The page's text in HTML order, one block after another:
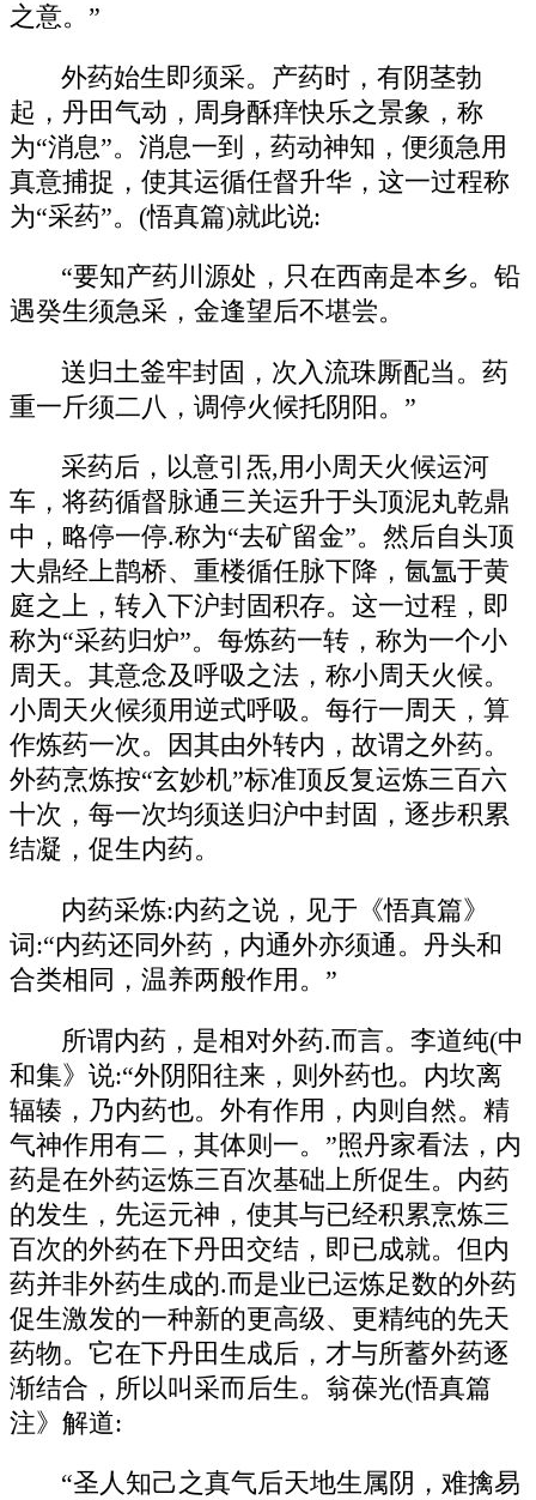
之意。”
外药始生即须采。产药时，有阴茎勃
起，丹田气动，周身酥痒快乐之景象，称
为“消息”。消息一到，药动神知，便须急用
真意捕捉，使其运循任督升华，这一过程称
为“采药”。(悟真篇)就此说:
“要知产药川源处，只在西南是本乡。铅
遇癸生须急采，金逢望后不堪尝。
送归土釜牢封固，次入流珠厮配当。药
重一斤须二八，调停火候托阴阳。”
采药后，以意引炁,用小周天火候运河
车，将药循督脉通三关运升于头顶泥丸乾鼎
中，略停一停.称为“去矿留金”。然后自头顶
大鼎经上鹊桥、重楼循任脉下降，氤氲于黄
庭之上，转入下沪封固积存。这一过程，即
称为“采药归炉”。每炼药一转，称为一个小
周天。其意念及呼吸之法，称小周天火候。
小周天火候须用逆式呼吸。每行一周天，算
作炼药一次。因其由外转内，故谓之外药。
外药烹炼按“玄妙机”标准顶反复运炼三百六
十次，每一次均须送归沪中封固，逐步积累
结凝，促生内药。
内药采炼:内药之说，见于《悟真篇》
词:“内药还同外药，内通外亦须通。丹头和
合类相同，温养两般作用。”
所谓内药，是相对外药.而言。李道纯(中
和集》说:“外阴阳往来，则外药也。内坎离
辐辏，乃内药也。外有作用，内则自然。精
气神作用有二，其体则一。”照丹家看法，内
药是在外药运炼三百次基础上所促生。内药
的发生，先运元神，使其与已经积累烹炼三
百次的外药在下丹田交结，即已成就。但内
药并非外药生成的.而是业已运炼足数的外药
促生激发的一种新的更高级、更精纯的先天
药物。它在下丹田生成后，才与所蓄外药逐
渐结合，所以叫采而后生。翁葆光(悟真篇
注》解道:
“圣人知己之真气后天地生属阴，难擒易